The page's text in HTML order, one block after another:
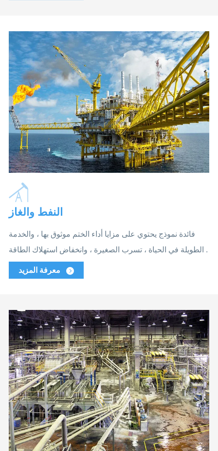
النفط والغاز
فائدة نموذج يحتوي على مزايا أداء الختم موثوق بها ، والخدمة
الطويلة في الحياة ، تسرب الصغيرة ، وانخفاض استهلاك الطاقة .